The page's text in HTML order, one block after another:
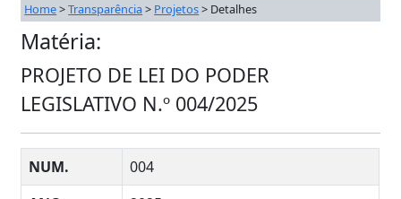
Home>Transparência> Projetos> Detalhes
Matéria:
PROJETO DE LEI DO PODER
LEGISLATIVO N.º 004/2025
NUM.
004